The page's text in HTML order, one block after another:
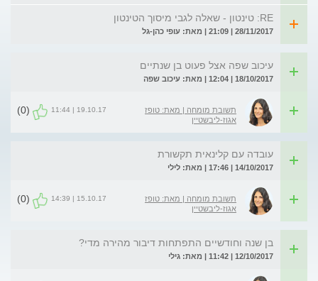
RE: טינטון - שאלה לגבי מיסוך הטינטון
28/11/2017 | 21:09 | מאת: עופי כהן-גל
עיכוב שפה אצל פעוט בן שנתיים
18/10/2017 | 12:04 | מאת: עיכוב שפה
תשובת מומחה | מאת: טופז
אגוז-ליבשטיין
19.10.17 | 11:44
(0)
עובדה עם קלינאית תקשורת
14/10/2017 | 17:46 | מאת: לילי
תשובת מומחה | מאת: טופז
אגוז-ליבשטיין
15.10.17 | 14:39
(0)
בן שנה וחודשיים התפתחות דיבור מהירה מדי?
12/10/2017 | 11:42 | מאת: גילי